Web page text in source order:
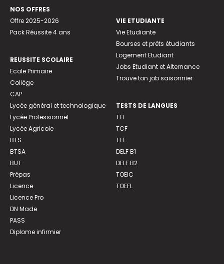
NOS OFFRES
Offre 2025-2026
Pack Réussite 4 ans
REUSSITE SCOLAIRE
Ecole Primaire
Collège
CAP
Lycée général et technologique
Lycée Professionnel
Lycée Agricole
BTS
BTSA
BUT
Prépas
Licence
Licence Pro
DN Made
PASS
Diplome infirmier
VIE ETUDIANTE
Vie Etudiante
Bourses et prêts étudiants
Logement Etudiant
Jobs Etudiant et Alternance
Trouve ton job saisonnier
TESTS DE LANGUES
TFI
TCF
TEF
DELF B1
DELF B2
TOEIC
TOEFL